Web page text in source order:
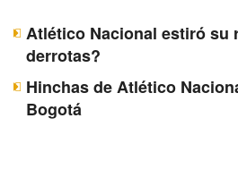
Atlético Nacional estiró su
derrotas?
Hinchas de Atlético
Bogotá